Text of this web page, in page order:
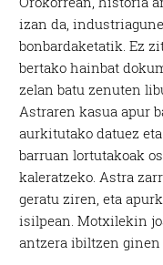
izan da,
bonbardaketatik. Ez
bertako hainbat
zelan batu zenuten
Astraren kasua apur
aurkitutako datuez
barruan lortutakoak
kaleratzeko. Astra
geratu ziren, eta
isilpean. Motxilekin
antzera ibiltzen ginen